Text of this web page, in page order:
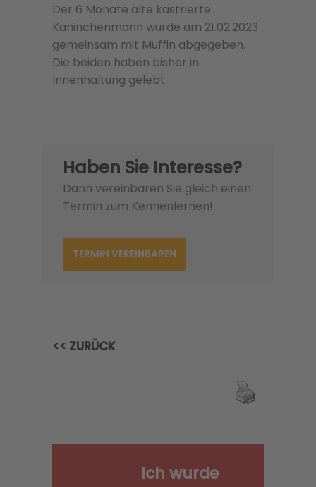
Der 6 Monate alte kastrierte
Kaninchenmann wurde am 21.02.2023
gemeinsam mit Muffin abgegeben.
Die beiden haben bisher in
Innenhaltung gelebt.
Haben Sie Interesse?
Dann vereinbaren Sie gleich einen
Termin zum Kennenlernen!
TERMIN VEREINBAREN
<< ZURÜCK
Ich wurde